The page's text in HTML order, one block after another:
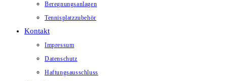
Beregnungsanlagen
Tennisplatzzubehör
Kontakt
Impressum
Datenschutz
Haftungsausschluss